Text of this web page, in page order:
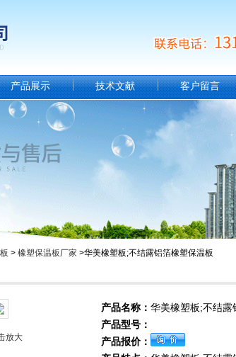
产品展示 技术文献 客户留言
> 橡塑保温板厂家 >华美橡塑板;不结露铝箔橡塑保温板
放大
产品名称： 华美橡塑板;不结露
产品型号：
产品报价：